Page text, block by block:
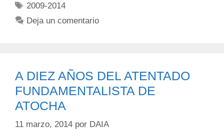
2009-2014
Deja un comentario
A DIEZ AÑOS DEL ATENTADO
FUNDAMENTALISTA DE
ATOCHA
11 marzo, 2014 por DAIA